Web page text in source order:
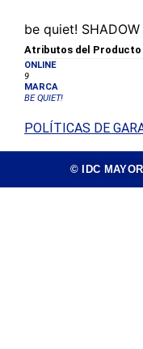
be quiet! SHADOW
Atributos del Producto
ONLINE
9
MARCA
BE QUIET!
POLÍTICAS DE
© IDC